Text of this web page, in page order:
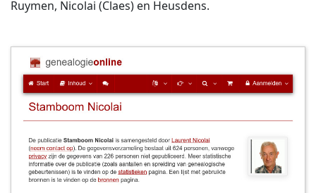
Ruymen, Nicolai (Claes) en Heusdens.